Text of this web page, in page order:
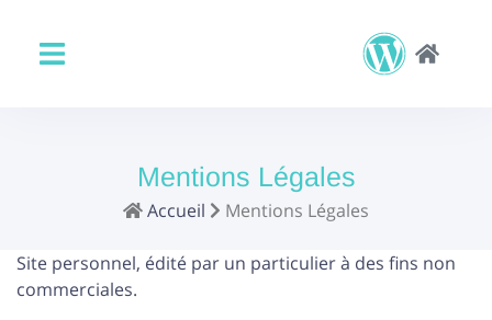
Mentions Légales
Accueil Mentions Légales
Site personnel, édité par un particulier à des fins non
commerciales.